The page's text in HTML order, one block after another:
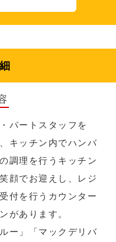
パートスタッフを
キッチン内でハンバ
調理を行うキッチン
顔でお迎えし、レジ
付を行うカウンター
があります。
ー」「マックデリバ